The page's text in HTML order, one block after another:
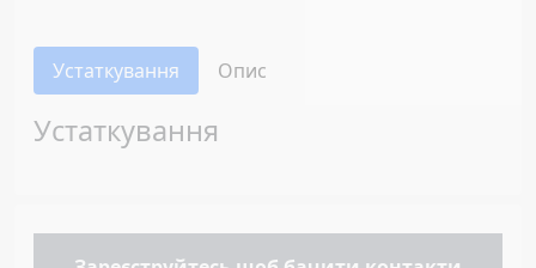
Устаткування Опис
Устаткування